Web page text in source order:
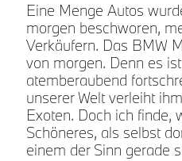
Eine Menge Autos
morgen beschworen,
Verkäufern. Das BMW
von morgen. Denn es
atemberaubend
unserer Welt verleiht
Exoten. Doch ich finde,
Schöneres, als selbst
einem der Sinn gerade